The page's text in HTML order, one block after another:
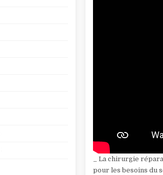
_ La chirurgie
pour les besoins du